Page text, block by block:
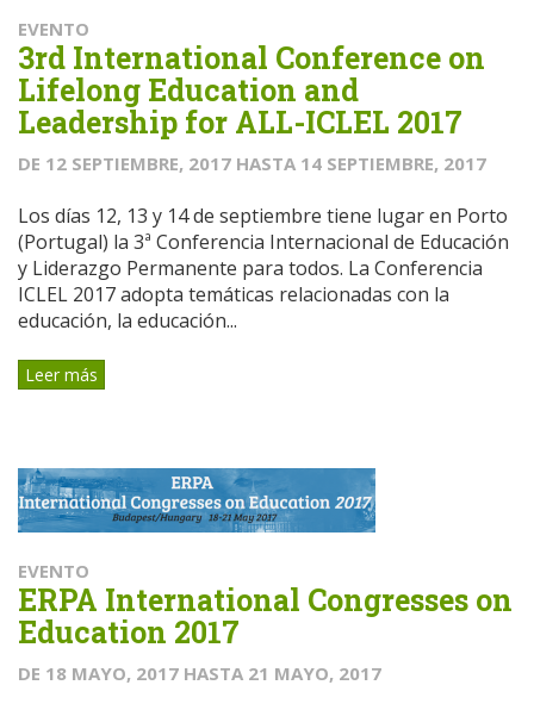
EVENTO
3rd International Conference on
Lifelong Education and
Leadership for ALL-ICLEL 2017
DE 12 SEPTIEMBRE, 2017 HASTA 14 SEPTIEMBRE, 2017
Los días 12, 13 y 14 de septiembre tiene lugar en Porto
(Portugal) la 3ª Conferencia Internacional de Educación
y Liderazgo Permanente para todos. La Conferencia
ICLEL 2017 adopta temáticas relacionadas con la
educación, la educación...
Leer más
EVENTO
ERPA International Congresses on
Education 2017
DE 18 MAYO, 2017 HASTA 21 MAYO, 2017